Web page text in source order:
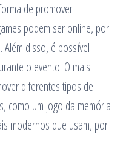
de promover
podem ser online, por
disso, é possível
o evento. O mais
diferentes tipos de
como um jogo da memória
modernos que usam, por